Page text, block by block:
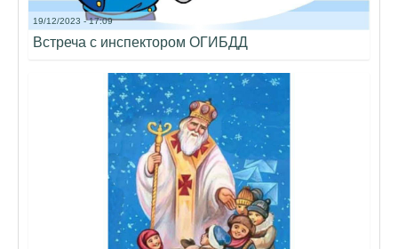
19/12/2023 - 17:09
Встреча с инспектором ОГИБДД